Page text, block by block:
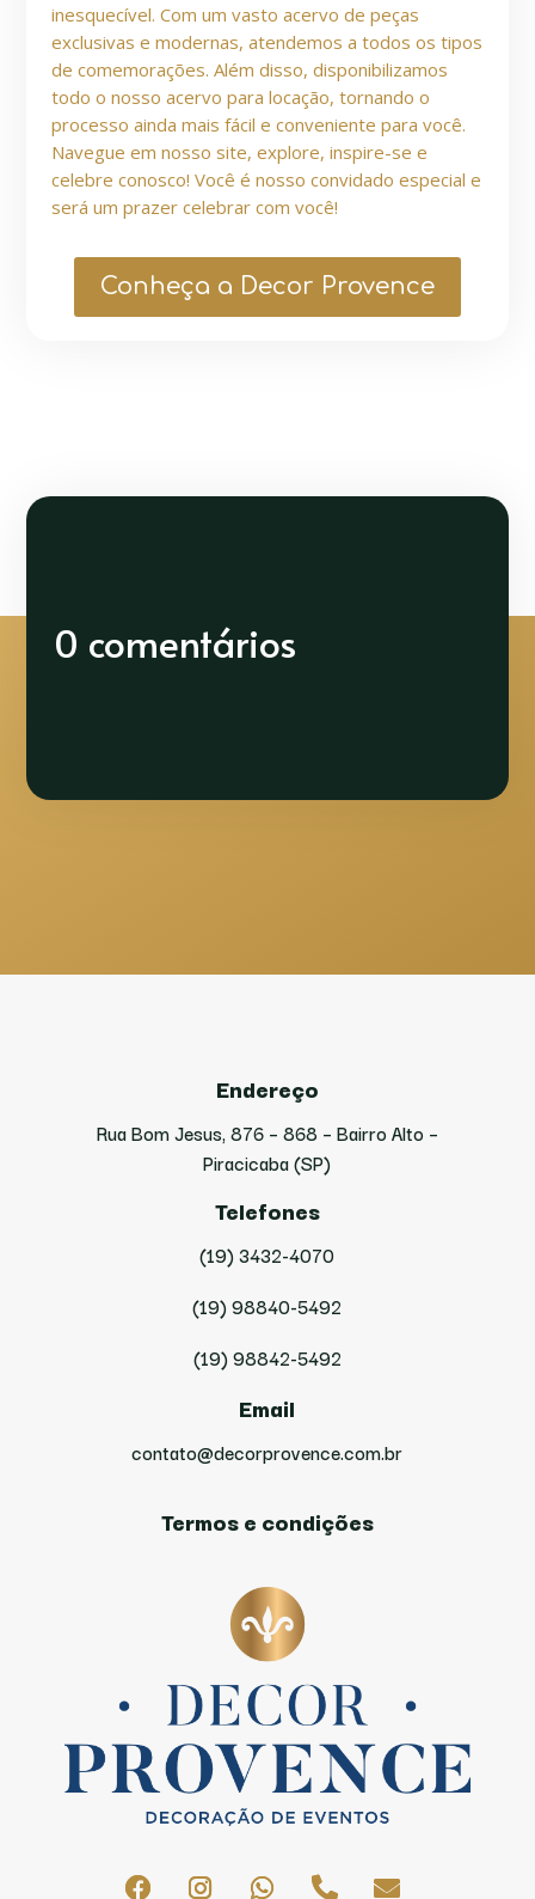
inesquecível. Com um vasto acervo de peças
exclusivas e modernas, atendemos a todos os tipos
de comemorações. Além disso, disponibilizamos
todo o nosso acervo para locação, tornando o
processo ainda mais fácil e conveniente para você.
Navegue em nosso site, explore, inspire-se e
celebre conosco! Você é nosso convidado especial e
será um prazer celebrar com você!
Conheça a Decor Provence
0 comentários
Endereço
Rua Bom Jesus, 876 – 868 – Bairro Alto –
Piracicaba (SP)
Telefones
(19) 3432-4070
(19) 98840-5492
(19) 98842-5492
Email
contato@decorprovence.com.br
Termos e condições